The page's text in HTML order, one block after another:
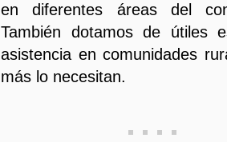
en diferentes áreas del
También dotamos de útiles
asistencia en comunidades
más lo necesitan.